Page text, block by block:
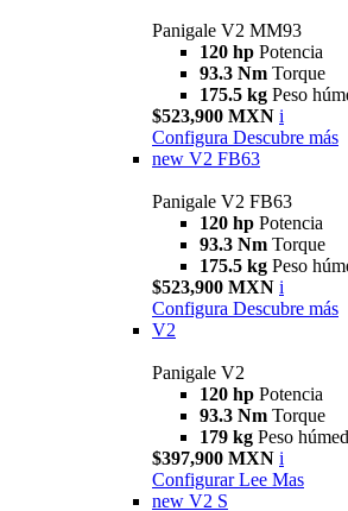
Panigale V2 MM93
120 hp Potencia
93.3 Nm Torque
175.5 kg Peso
$523,900 MXN i
Configura Descubre más
new V2 FB63
Panigale V2 FB63
120 hp Potencia
93.3 Nm Torque
175.5 kg Peso
$523,900 MXN i
Configura Descubre más
V2
Panigale V2
120 hp Potencia
93.3 Nm Torque
179 kg Peso
$397,900 MXN i
Configurar Lee Mas
new V2 S